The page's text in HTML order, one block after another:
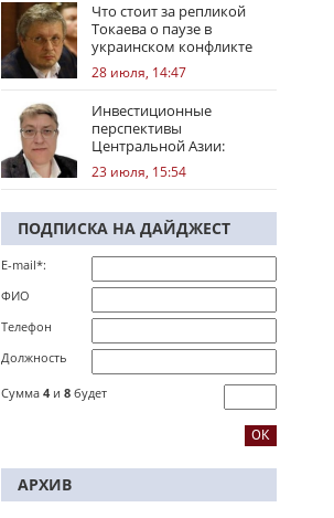
Что стоит за репликой
Токаева о паузе в
украинском конфликте
28 июля, 14:47
Инвестиционные
перспективы
Центральной Азии:
региональные тренды
23 июля, 15:54
ПОДПИСКА НА ДАЙДЖЕСТ
E-mail*:
ФИО
Телефон
Должность
Сумма 4 и 8 будет
АРХИВ